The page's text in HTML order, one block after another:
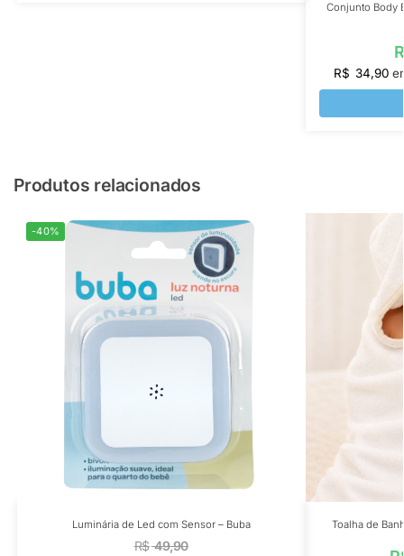
Conjunto Body
R$ 34,90
Produtos relacionados
-40%
Luminária de Led com Sensor – Buba
R$49,90
Toalha de